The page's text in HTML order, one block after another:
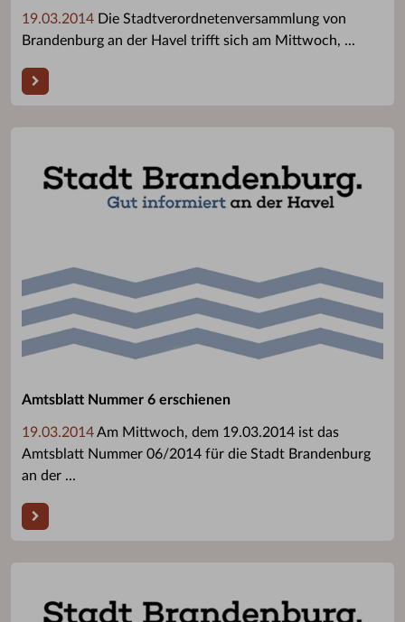
19.03.2014 Die Stadtverordnetenversammlung von
Brandenburg an der Havel trifft sich am Mittwoch, ...
Amtsblatt Nummer 6 erschienen
19.03.2014Am Mittwoch, dem 19.03.2014 ist das
Amtsblatt Nummer 06/2014 für die Stadt Brandenburg
an der ...